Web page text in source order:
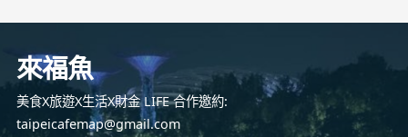
來福魚
美食X旅遊X生活X財金 LIFE 合作邀約:
taipeicafemap@gmail.com